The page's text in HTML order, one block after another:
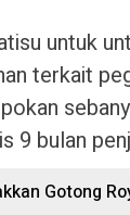
untuk
terkait
9 bulan
Gotong